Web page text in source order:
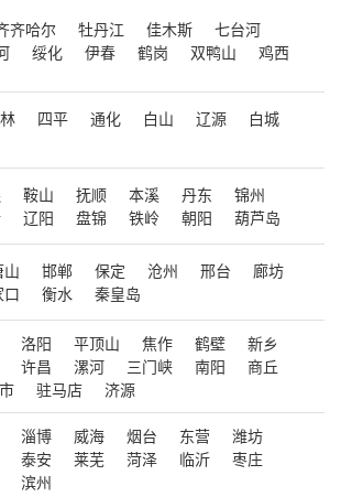
齐哈尔 牡丹江 佳木斯
七台河
绥化 伊春 鹤岗 双鸭山 鸡西
四平 通化 白山 辽源
白城
鞍山 抚顺 本溪 丹东
锦州
辽阳 盘锦 铁岭 朝阳 葫芦岛
山 邯郸 保定 沧州 邢台
廊坊
口 衡水 秦皇岛
洛阳 平顶山 焦作 鹤壁
新乡
许昌 漯河 三门峡 南阳
商丘
驻马店 济源
淄博 威海 烟台 东营
潍坊
泰安 莱芜 菏泽 临沂
枣庄
滨州